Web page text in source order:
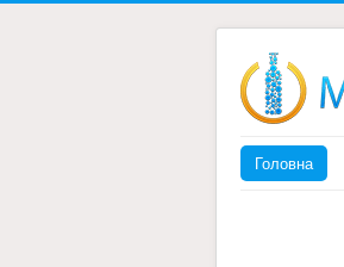
Головна